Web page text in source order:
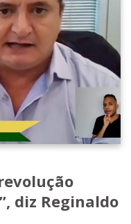
diz Reginaldo